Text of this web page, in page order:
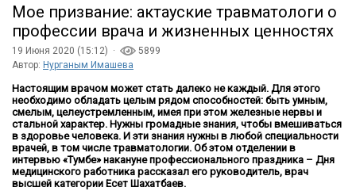
Мое призвание: актауские травматологи о
профессии врача и жизненных ценностях
19 Июня 2020 (15:12) ·
5899
Автор: Нурганым Имашева
Настоящим врачом может стать далеко не каждый. Для этого
необходимо обладать целым рядом способностей: быть умным,
смелым, целеустремленным, имея при этом железные нервы и
стальной характер. Нужны громадные знания, чтобы вмешиваться
в здоровье человека. И эти знания нужны в любой специальности
врачей, в том числе травматологии. Об этом отделении в
интервью «Тумбе» накануне профессионального праздника – Дня
медицинского работника рассказал его руководитель, врач
высшей категории Есет Шахатбаев.